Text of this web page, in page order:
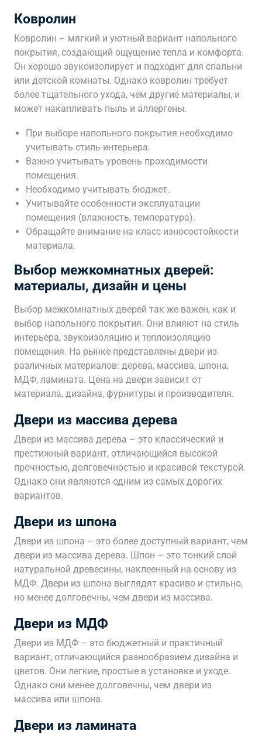
Ковролин
Ковролин – мягкий и уютный вариант напольного
покрытия, создающий ощущение тепла и комфорта.
Он хорошо звукоизолирует и подходит для спальни
или детской комнаты. Однако ковролин требует
более тщательного ухода, чем другие материалы, и
может накапливать пыль и аллергены.
При выборе напольного покрытия необходимо
учитывать стиль интерьера.
Важно учитывать уровень проходимости
помещения.
Необходимо учитывать бюджет.
Учитывайте особенности эксплуатации
помещения (влажность, температура).
Обращайте внимание на класс износостойкости
материала.
Выбор межкомнатных дверей:
материалы, дизайн и цены
Выбор межкомнатных дверей так же важен, как и
выбор напольного покрытия. Они влияют на стиль
интерьера, звукоизоляцию и теплоизоляцию
помещения. На рынке представлены двери из
различных материалов: дерева, массива, шпона,
МДФ, ламината. Цена на двери зависит от
материала, дизайна, фурнитуры и производителя.
Двери из массива дерева
Двери из массива дерева – это классический и
престижный вариант, отличающийся высокой
прочностью, долговечностью и красивой текстурой.
Однако они являются одним из самых дорогих
вариантов.
Двери из шпона
Двери из шпона – это более доступный вариант, чем
двери из массива дерева. Шпон – это тонкий слой
натуральной древесины, наклеенный на основу из
МДФ. Двери из шпона выглядят красиво и стильно,
но менее долговечны, чем двери из массива.
Двери из МДФ
Двери из МДФ – это бюджетный и практичный
вариант, отличающийся разнообразием дизайна и
цветов. Они легкие, простые в установке и уходе.
Однако они менее долговечны, чем двери из
массива или шпона.
Двери из ламината